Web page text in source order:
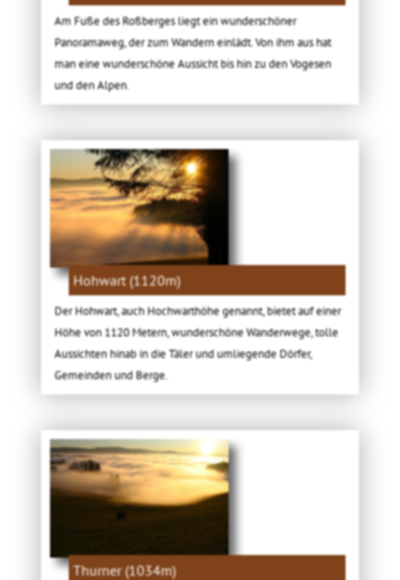
Am Fuße des Roßberges liegt ein wunderschöner
Panoramaweg, der zum Wandern einlädt. Von ihm aus hat
man eine wunderschöne Aussicht bis hin zu den Vogesen
und den Alpen.
Hohwart (1120m)
Der Hohwart, auch Hochwarthöhe genannt, bietet auf einer
Höhe von 1120 Metern, wunderschöne Wanderwege, tolle
Aussichten hinab in die Täler und umliegende Dörfer,
Gemeinden und Berge.
Thurner (1034m)